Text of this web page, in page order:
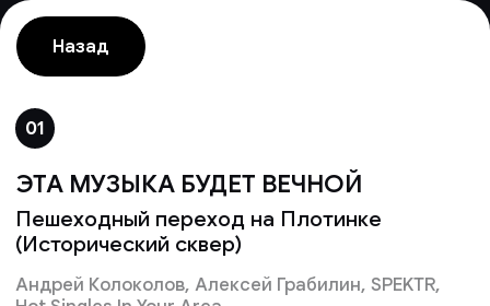
ЭТА МУЗЫКА БУДЕТ ВЕЧНОЙ
Hot Singles In Your Area
(Исторический сквер)